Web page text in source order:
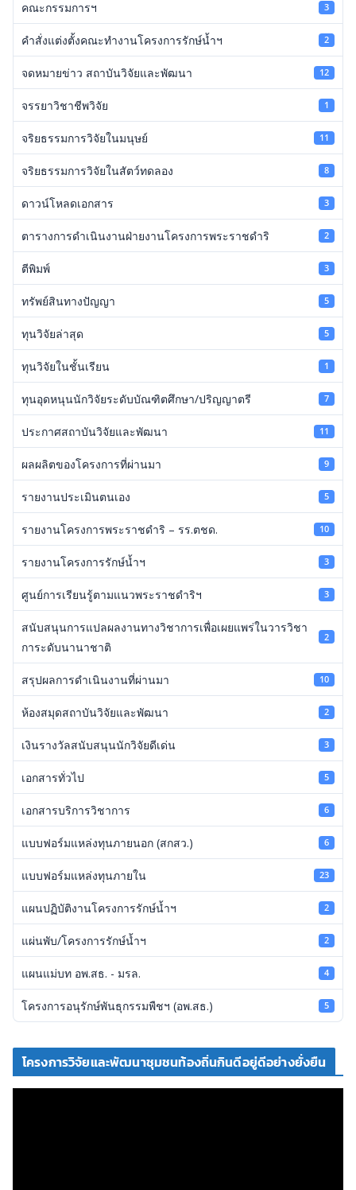
คณะกรรมการฯ 3
คำสั่งแต่งตั้งคณะทำงานโครงการรักษ์น้ำฯ 2
จดหมายข่าว สถาบันวิจัยและพัฒนา 12
จรรยาวิชาชีพวิจัย 1
จริยธรรมการวิจัยในมนุษย์ 11
จริยธรรมการวิจัยในสัตว์ทดลอง 8
ดาวน์โหลดเอกสาร 3
ตารางการดำเนินงานฝ่ายงานโครงการพระราชดำริ 2
ตีพิมพ์ 3
ทรัพย์สินทางปัญญา 5
ทุนวิจัยล่าสุด 5
ทุนวิจัยในชั้นเรียน 1
ทุนอุดหนุนนักวิจัยระดับบัณฑิตศึกษา/ปริญญาตรี 7
ประกาศสถาบันวิจัยและพัฒนา 11
ผลผลิตของโครงการที่ผ่านมา 9
รายงานประเมินตนเอง 5
รายงานโครงการพระราชดำริ – รร.ตชด. 10
รายงานโครงการรักษ์น้ำฯ 3
ศูนย์การเรียนรู้ตามแนวพระราชดำริฯ 3
สนับสนุนการแปลผลงานทางวิชาการเพื่อเผยแพร่ในวารวิชา
การะดับนานาชาติ
2
สรุปผลการดำเนินงานที่ผ่านมา 10
ห้องสมุดสถาบันวิจัยและพัฒนา 2
เงินรางวัลสนับสนุนนักวิจัยดีเด่น 3
เอกสารทั่วไป 5
เอกสารบริการวิชาการ 6
แบบฟอร์มแหล่งทุนภายนอก (สกสว.) 6
แบบฟอร์มแหล่งทุนภายใน 23
แผนปฏิบัติงานโครงการรักษ์น้ำฯ 2
แผ่นพับ/โครงการรักษ์น้ำฯ 2
แผนแม่บท อพ.สธ. - มรล. 4
โครงการอนุรักษ์พันธุกรรมพืชฯ (อพ.สธ.) 5
โครงการวิจัยและพัฒนาชุมชนท้องถิ่นกินดีอยู่ดีอย่างยั่งยืน